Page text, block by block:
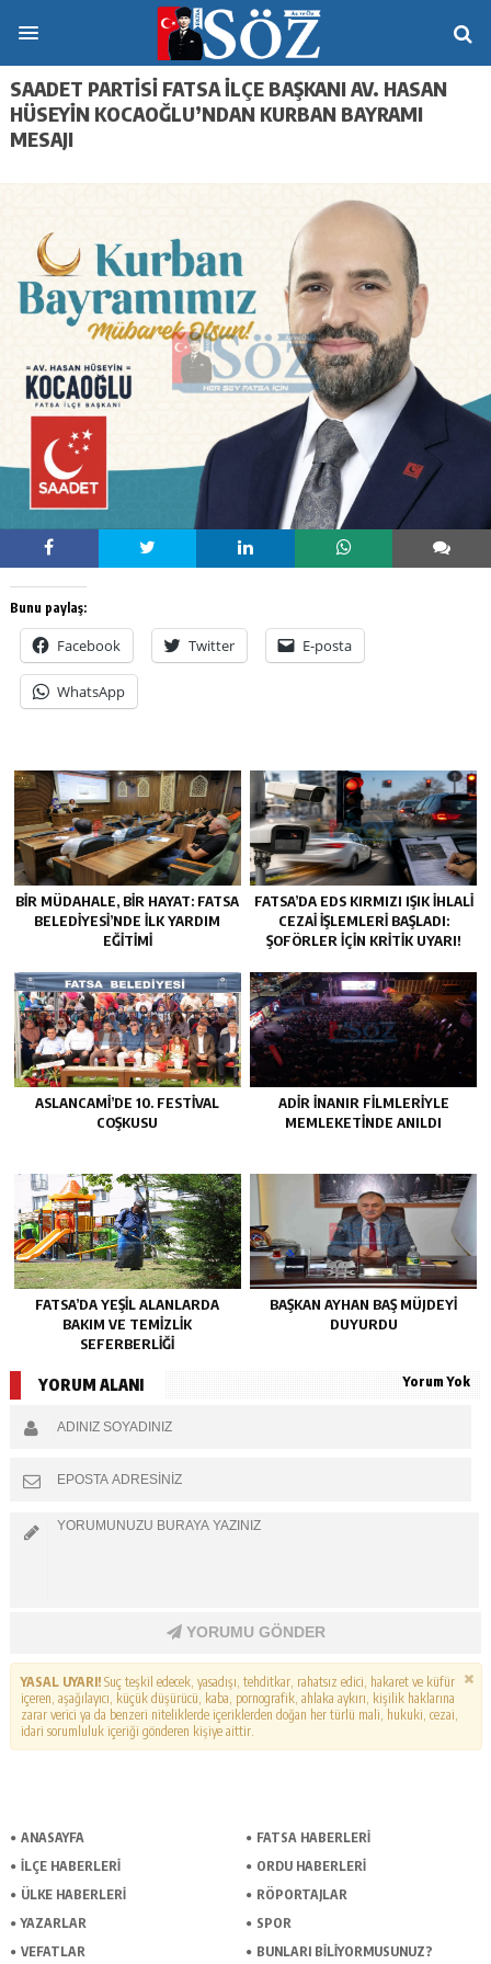
SAADET PARTISI FATSA İLÇE BAŞKANI AV. HASAN
HÜSEYIN KOCAOĞLU’NDAN KURBAN BAYRAMI
MESAJI
Bunu paylaş:
Facebook Twitter E-posta
WhatsApp
BİR MÜDAHALE, BİR HAYAT: FATSA
BELEDİYESİ’NDE İLK YARDIM
EĞİTİMİ
FATSA’DA EDS KIRMIZI IŞIK İHLALI
CEZAI İŞLEMLERI BAŞLADI:
ŞOFÖRLER İÇIN KRITIK UYARI!
ASLANCAMİ’DE 10. FESTİVAL
COŞKUSU
ADİR İNANIR FİLMLERİYLE
MEMLEKETİNDE ANILDI
FATSA’DA YEŞİL ALANLARDA
BAKIM VE TEMİZLİK
SEFERBERLİĞİ
BAŞKAN AYHAN BAŞ MÜJDEYİ
DUYURDU
YORUM ALANI Yorum Yok
YORUMU GÖNDER
YASAL UYARI!Suç teşkil edecek, yasadışı, tehditkar, rahatsız edici, hakaret ve küfür
içeren, aşağılayıcı, küçük düşürücü, kaba, pornografik, ahlaka aykırı, kişilik haklarına
zarar verici ya da benzeri niteliklerde içeriklerden doğan her türlü mali, hukuki, cezai,
idari sorumluluk içeriği gönderen kişiye aittir.
ANASAYFA
FATSA HABERLERI
İLÇE HABERLERI
ORDU HABERLERI
ÜLKE HABERLERI
RÖPORTAJLAR
YAZARLAR
SPOR
VEFATLAR
BUNLARI BILIYORMUSUNUZ?